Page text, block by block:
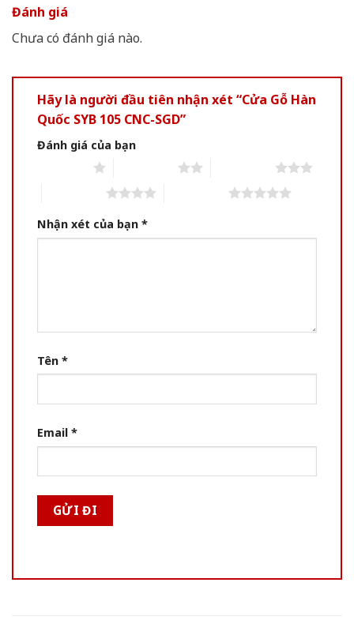
Đánh giá
Chưa có đánh giá nào.
Hãy là người đầu tiên nhận xét “Cửa Gỗ Hàn
Quốc SYB 105 CNC-SGD”
Đánh giá của bạn
Nhận xét của bạn *
Tên *
Email *